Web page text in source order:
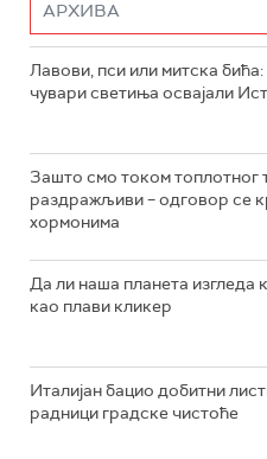
Лавови, пси или митска
чувари светиња освајали
Зашто смо током топлотног
раздражљиви – одговор се
хормонима
Да ли наша планета изгледа
као плави кликер
Италијан бацио добитни
радници градске чистоће